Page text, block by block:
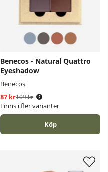
Benecos - Natural Quattro
Eyeshadow
Benecos
87 kr
Ordinarie pris:
109 kr
Finns i fler varianter
Köp